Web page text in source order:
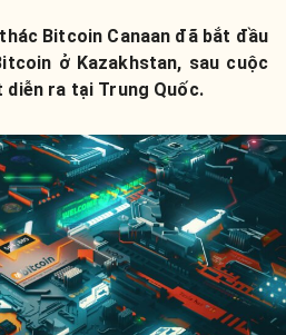
Bitcoin Canaan đã bắt đầu
ở Kazakhstan, sau cuộc
diễn ra tại Trung Quốc.